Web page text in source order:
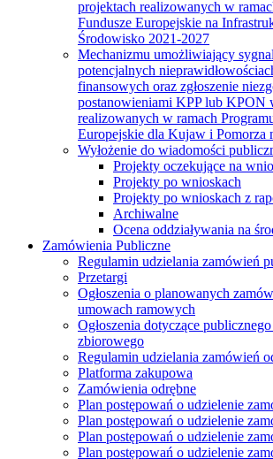
projektach realizowanych w
Fundusze Europejskie na
Środowisko 2021-2027
Mechanizmu umożliwiający
potencjalnych
finansowych oraz zgłoszenie
postanowieniami KPP lub KPON
realizowanych w ramach
Europejskie dla Kujaw i Pomorza
Wyłożenie do wiadomości
Projekty oczekujące na
Projekty po wnioskach
Projekty po wnioskach z
Archiwalne
Ocena oddziaływania na
Zamówienia Publiczne
Regulamin udzielania zamówień
Przetargi
Ogłoszenia o planowanych
umowach ramowych
Ogłoszenia dotyczące
zbiorowego
Regulamin udzielania zamówień
Platforma zakupowa
Zamówienia odrębne
Plan postępowań o udzielenie
Plan postępowań o udzielenie
Plan postępowań o udzielenie
Plan postępowań o udzielenie